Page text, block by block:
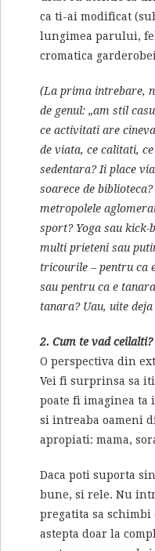
ca ti-ai modificat
lungimea parului,
cromatica
(La prima intrebare,
de genul: „am stil
ce activitati are
de viata, ce calitati,
sedentara? Ii place
soarece de
metropolele
sport? Yoga sau kick-
multi prieteni sau
tricourile – pentru ca
sau pentru ca e
tanara? Uau, uite
2. Cum te vad ceilalti?
O perspectiva din
Vei fi surprinsa sa
poate fi imaginea
si intreaba oameni
apropiati: mama,
Daca poti suporta
bune, si rele. Nu
pregatita sa
astepta doar la